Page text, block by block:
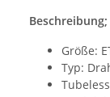
Beschreibung;
Größe:
Typ: